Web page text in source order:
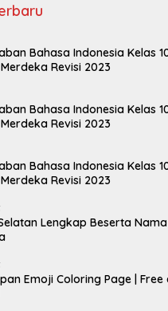
Bahasa Indonesia Kelas
Revisi 2023
Bahasa Indonesia Kelas
Revisi 2023
Bahasa Indonesia Kelas
Revisi 2023
Lengkap Beserta
Emoji Coloring Page | Free